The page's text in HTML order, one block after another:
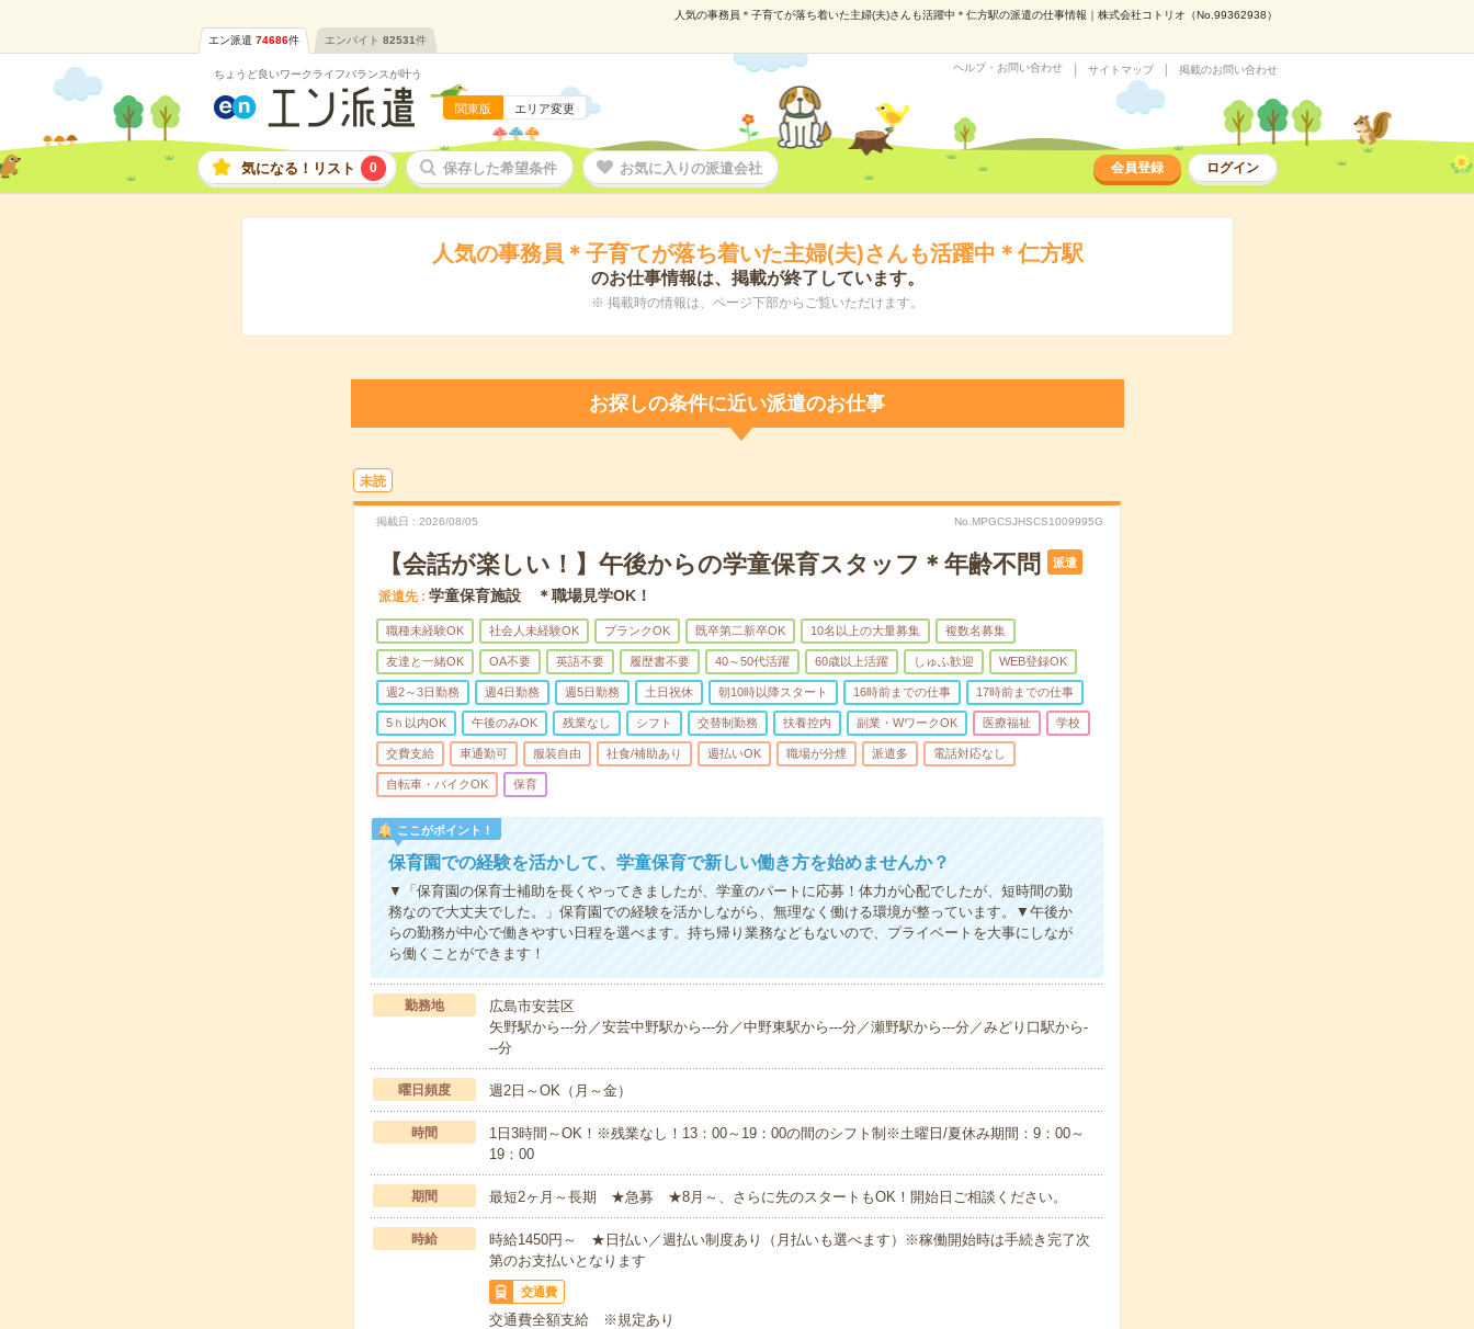
人気の事務員＊子育てが落ち着いた主婦(夫)さんも活躍中＊仁方駅の派遣の仕事情報｜株式会社コトリオ（No.99362938）
エン派遣 74686件 エンバイト 82531件
ちょうど良いワークライフバランスが叶う
関東版 エリア変更
ヘルプ・お問い合わせ サイトマップ 掲載のお問い合わせ
気になる！リスト 0 保存した希望条件 お気に入りの派遣会社 会員登録 ログイン
人気の事務員＊子育てが落ち着いた主婦(夫)さんも活躍中＊仁方駅
のお仕事情報は、掲載が終了しています。
※ 掲載時の情報は、ページ下部からご覧いただけます。
お探しの条件に近い派遣のお仕事
未読
掲載日 2026/08/05 No.MPGCSJHSCS1009995G
【会話が楽しい！】午後からの学童保育スタッフ＊年齢不問 派遣
派遣先 学童保育施設 ＊職場見学OK！
職種未経験OK 社会人未経験OK ブランクOK 既卒第二新卒OK 10名以上の大量募集 複数名募集
友達と一緒OK OA不要 英語不要 履歴書不要 40～50代活躍 60歳以上活躍 しゅふ歓迎 WEB登録OK
週2～3日勤務 週4日勤務 週5日勤務 土日祝休 朝10時以降スタート 16時前までの仕事 17時前までの仕事
5ｈ以内OK 午後のみOK 残業なし シフト 交替制勤務 扶養控内 副業・WワークOK 医療福祉 学校
交費支給 車通勤可 服装自由 社食/補助あり 週払いOK 職場が分煙 派遣多 電話対応なし
自転車・バイクOK 保育
ここがポイント！
保育園での経験を活かして、学童保育で新しい働き方を始めませんか？
▼「保育園の保育士補助を長くやってきましたが、学童のパートに応募！体力が心配でしたが、短時間の勤
務なので大丈夫でした。」保育園での経験を活かしながら、無理なく働ける環境が整っています。▼午後か
らの勤務が中心で働きやすい日程を選べます。持ち帰り業務などもないので、プライベートを大事にしなが
ら働くことができます！
勤務地
広島市安芸区
矢野駅から---分／安芸中野駅から---分／中野東駅から---分／瀬野駅から---分／みどり口駅から-
--分
曜日頻度 週2日～OK（月～金）
時間
1日3時間～OK！※残業なし！13：00～19：00の間のシフト制※土曜日/夏休み期間：9：00～
19：00
期間 最短2ヶ月～長期 ★急募 ★8月～、さらに先のスタートもOK！開始日ご相談ください。
時給
時給1450円～ ★日払い／週払い制度あり（月払いも選べます）※稼働開始時は手続き完了次
第のお支払いとなります
交通費
交通費全額支給 ※規定あり